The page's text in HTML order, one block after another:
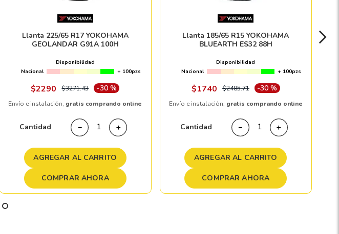
Llanta 225/65 R17 YOKOHAMA
GEOLANDAR G91A 100H
Disponibilidad
Nacional
+ 100pzs
$2290 $3271.43 -30 %
Envío e instalación, gratis comprando online
Cantidad ＋
－
AGREGAR AL CARRITO
COMPRAR AHORA
Llanta 185/65 R15 YOKOHAMA
BLUEARTH ES32 88H
Disponibilidad
Nacional
+ 100pzs
$1740 $2485.71 -30 %
Envío e instalación, gratis comprando online
Cantidad ＋
－
AGREGAR AL CARRITO
COMPRAR AHORA